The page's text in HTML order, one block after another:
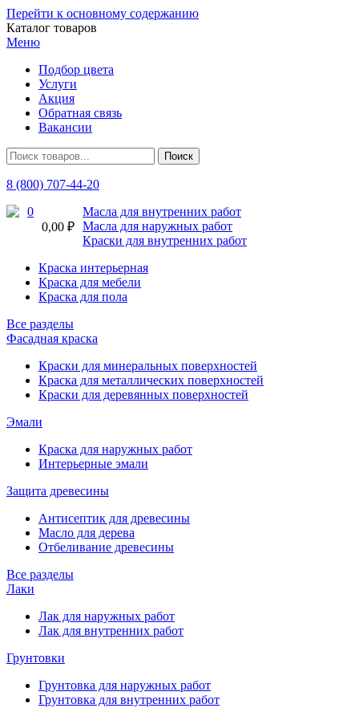
Перейти к основному содержанию
Каталог товаров
Меню
Подбор цвета
Услуги
Акция
Обратная связь
Вакансии
8 (800) 707-44-20
0
0,00 ₽
Масла для внутренних работ
Масла для наружных работ
Краски для внутренних работ
Краска интерьерная
Краска для мебели
Краска для пола
Все разделы
Фасадная краска
Краски для минеральных поверхностей
Краска для металлических поверхностей
Краски для деревянных поверхностей
Эмали
Краска для наружных работ
Интерьерные эмали
Защита древесины
Антисептик для древесины
Масло для дерева
Отбеливание древесины
Все разделы
Лаки
Лак для наружных работ
Лак для внутренних работ
Грунтовки
Грунтовка для наружных работ
Грунтовка для внутренних работ